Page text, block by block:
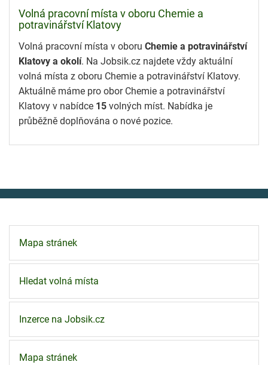
Volná pracovní místa v oboru Chemie a
potravinářství Klatovy
Volná pracovní místa v oboru Chemie a potravinářství
Klatovy a okolí. Na Jobsik.cz najdete vždy aktuální
volná místa z oboru Chemie a potravinářství Klatovy.
Aktuálně máme pro obor Chemie a potravinářství
Klatovy v nabídce 15 volných míst. Nabídka je
průběžně doplňována o nové pozice.
Mapa stránek
Hledat volná místa
Inzerce na Jobsik.cz
Mapa stránek